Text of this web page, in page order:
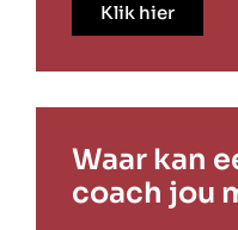
Klik hier
Waar kan
coach jou